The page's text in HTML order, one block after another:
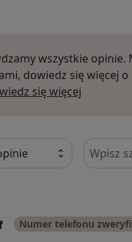
wszystkie
dowiedz się więcej
się więcej
Szukaj
Numer telefonu